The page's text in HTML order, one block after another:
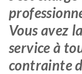
Vous avez
service à
contrainte